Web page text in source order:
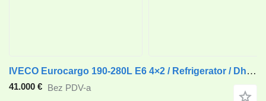
IVECO Eurocargo 190-280L E6 4×2 / Refrigerator / Dhollandia DHSM.20 ta
41.000 € Bez PDV-a